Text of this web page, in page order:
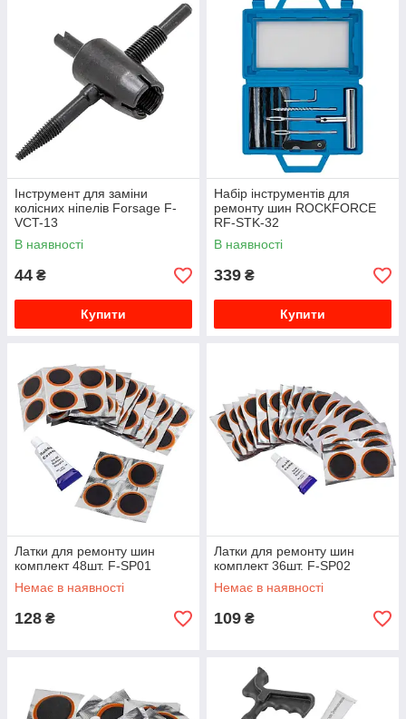
Інструмент для заміни
колісних ніпелів Forsage F-
VCT-13
В наявності
44 ₴
Купити
Набір інструментів для
ремонту шин ROCKFORCE
RF-STK-32
В наявності
339 ₴
Купити
Латки для ремонту шин
комплект 48шт. F-SP01
Немає в наявності
128 ₴
Латки для ремонту шин
комплект 36шт. F-SP02
Немає в наявності
109 ₴